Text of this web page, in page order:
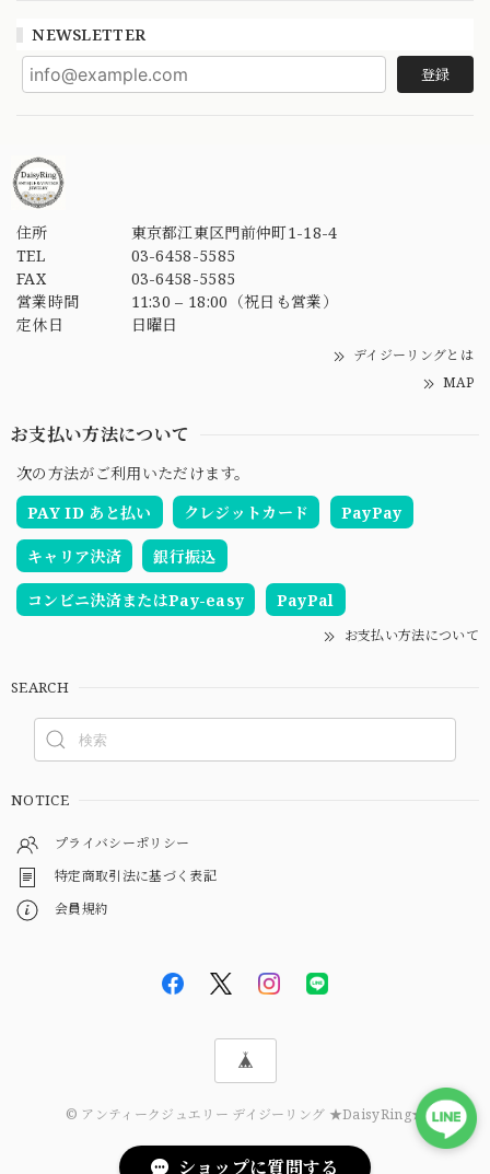
NEWSLETTER
登録
住所
東京都江東区門前仲町1-18-4
TEL
03-6458-5585
FAX
03-6458-5585
営業時間
11:30 – 18:00（祝日も営業）
定休日
日曜日
デイジーリングとは
MAP
お支払い方法について
次の方法がご利用いただけます。
PAY ID あと払い
クレジットカード PayPay
キャリア決済 銀行振込
コンビニ決済またはPay-easy PayPal
お支払い方法について
SEARCH
NOTICE
プライバシーポリシー
特定商取引法に基づく表記
会員規約
© アンティークジュエリー デイジーリング ★DaisyRing★
ショップに質問する